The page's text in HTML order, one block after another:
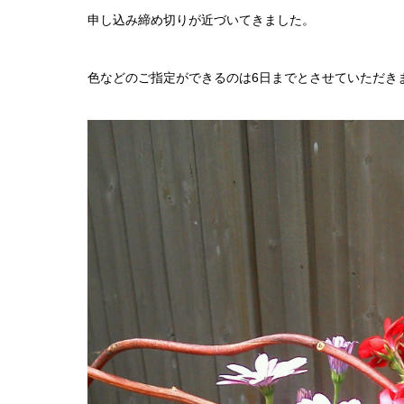
申し込み締め切りが近づいてきました。
色などのご指定ができるのは6日までとさせていただき